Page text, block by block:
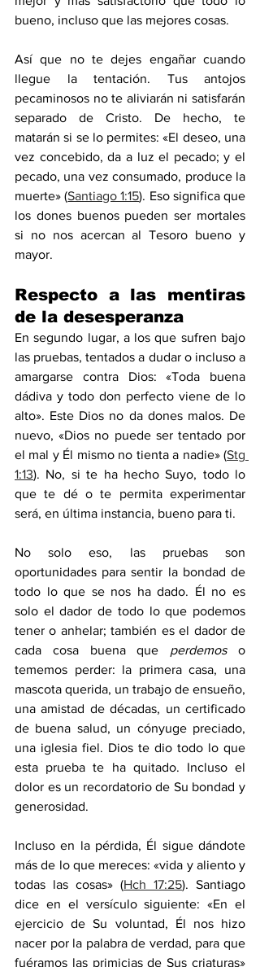
bueno, incluso que las mejores cosas.
Así que no te dejes engañar cuando
llegue la tentación. Tus antojos
pecaminosos no te aliviarán ni satisfarán
separado de Cristo. De hecho, te
matarán si se lo permites: «El deseo, una
vez concebido, da a luz el pecado; y el
pecado, una vez consumado, produce la
muerte» (Santiago 1:15). Eso significa que
los dones buenos pueden ser mortales
si no nos acercan al Tesoro bueno y
mayor.
Respecto a las mentiras
de la desesperanza
En segundo lugar, a los que sufren bajo
las pruebas, tentados a dudar o incluso a
amargarse contra Dios: «Toda buena
dádiva y todo don perfecto viene de lo
alto». Este Dios no da dones malos. De
nuevo, «Dios no puede ser tentado por
el mal y Él mismo no tienta a nadie» (Stg
1:13). No, si te ha hecho Suyo, todo lo
que te dé o te permita experimentar
será, en última instancia, bueno para ti.
No solo eso, las pruebas son
oportunidades para sentir la bondad de
todo lo que se nos ha dado. Él no es
solo el dador de todo lo que podemos
tener o anhelar; también es el dador de
cada cosa buena que perdemos o
tememos perder: la primera casa, una
mascota querida, un trabajo de ensueño,
una amistad de décadas, un certificado
de buena salud, un cónyuge preciado,
una iglesia fiel. Dios te dio todo lo que
esta prueba te ha quitado. Incluso el
dolor es un recordatorio de Su bondad y
generosidad.
Incluso en la pérdida, Él sigue dándote
más de lo que mereces: «vida y aliento y
todas las cosas» (Hch 17:25). Santiago
dice en el versículo siguiente: «En el
ejercicio de Su voluntad, Él nos hizo
nacer por la palabra de verdad, para que
fuéramos las primicias de Sus criaturas»